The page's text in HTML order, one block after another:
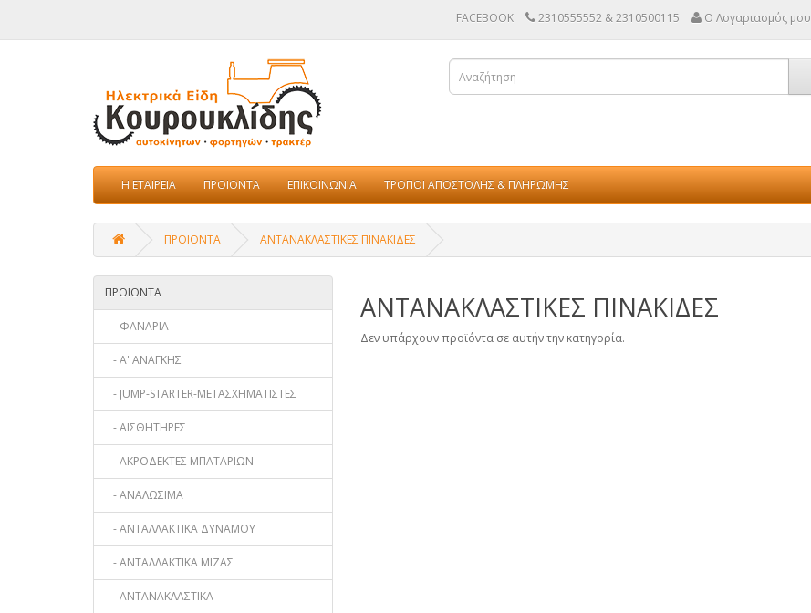
FACEBOOK 2310555552 & 2310500115 Ο Λογαριασμός μου
Η ΕΤΑΙΡΕΙΑ ΠΡΟΙΟΝΤΑ ΕΠΙΚΟΙΝΩΝΙΑ ΤΡΟΠΟΙ ΑΠΟΣΤΟΛΗΣ & ΠΛΗΡΩΜΗΣ
ΠΡΟΙΟΝΤΑ ΑΝΤΑΝΑΚΛΑΣΤΙΚΕΣ ΠΙΝΑΚΙΔΕΣ
ΠΡΟΙΟΝΤΑ
- ΦΑΝΑΡΙΑ
- A' ΑΝΑΓΚΗΣ
- JUMP-STARTER-METΑΣΧΗΜΑΤΙΣΤΕΣ
- ΑΙΣΘΗΤΗΡΕΣ
- ΑΚΡΟΔΕΚΤΕΣ ΜΠΑΤΑΡΙΩΝ
- ΑΝΑΛΩΣΙΜΑ
- ΑΝΤΑΛΛΑΚΤΙΚΑ ΔΥΝΑΜΟΥ
- ΑΝΤΑΛΛΑΚΤΙΚΑ ΜΙΖΑΣ
- ΑΝΤΑΝΑΚΛΑΣΤΙΚΑ
ΑΝΤΑΝΑΚΛΑΣΤΙΚΕΣ ΠΙΝΑΚΙΔΕΣ
Δεν υπάρχουν προϊόντα σε αυτήν την κατηγορία.